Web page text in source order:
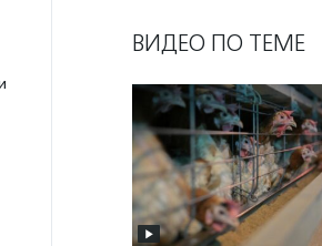
ВИДЕО ПО ТЕМЕ